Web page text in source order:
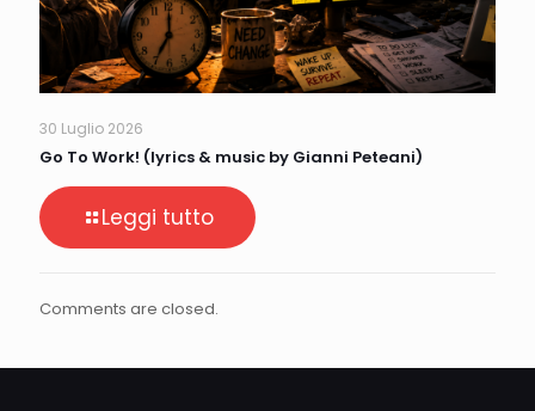
30 Luglio 2026
Go To Work! (lyrics & music by Gianni Peteani)
Leggi tutto
Comments are closed.